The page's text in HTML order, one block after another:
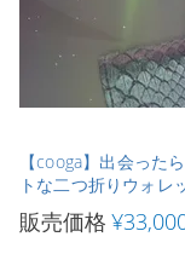
【cooga】出会った
トな二つ折りウォ
販売価格 ¥